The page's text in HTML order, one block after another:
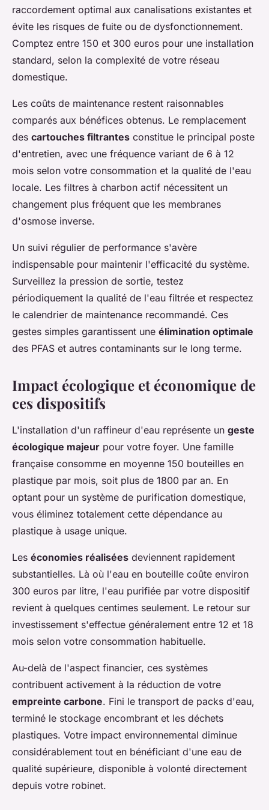
raccordement optimal aux canalisations existantes et
évite les risques de fuite ou de dysfonctionnement.
Comptez entre 150 et 300 euros pour une installation
standard, selon la complexité de votre réseau
domestique.
Les coûts de maintenance restent raisonnables
comparés aux bénéfices obtenus. Le remplacement
des cartouches filtrantes constitue le principal poste
d'entretien, avec une fréquence variant de 6 à 12
mois selon votre consommation et la qualité de l'eau
locale. Les filtres à charbon actif nécessitent un
changement plus fréquent que les membranes
d'osmose inverse.
Un suivi régulier de performance s'avère
indispensable pour maintenir l'efficacité du système.
Surveillez la pression de sortie, testez
périodiquement la qualité de l'eau filtrée et respectez
le calendrier de maintenance recommandé. Ces
gestes simples garantissent une élimination optimale
des PFAS et autres contaminants sur le long terme.
Impact écologique et économique de
ces dispositifs
L'installation d'un raffineur d'eau représente un geste
écologique majeur pour votre foyer. Une famille
française consomme en moyenne 150 bouteilles en
plastique par mois, soit plus de 1800 par an. En
optant pour un système de purification domestique,
vous éliminez totalement cette dépendance au
plastique à usage unique.
Les économies réalisées deviennent rapidement
substantielles. Là où l'eau en bouteille coûte environ
300 euros par litre, l'eau purifiée par votre dispositif
revient à quelques centimes seulement. Le retour sur
investissement s'effectue généralement entre 12 et 18
mois selon votre consommation habituelle.
Au-delà de l'aspect financier, ces systèmes
contribuent activement à la réduction de votre
empreinte carbone. Fini le transport de packs d'eau,
terminé le stockage encombrant et les déchets
plastiques. Votre impact environnemental diminue
considérablement tout en bénéficiant d'une eau de
qualité supérieure, disponible à volonté directement
depuis votre robinet.